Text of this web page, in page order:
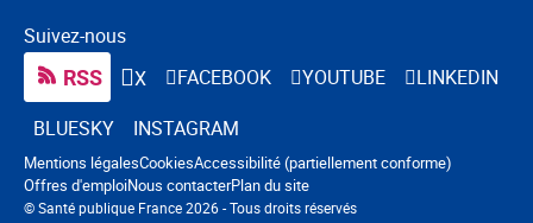
Suivez-nous
RSS X FACEBOOK YOUTUBE
LINKEDIN
BLUESKY
INSTAGRAM
© Santé publique France 2026 - Tous droits réservés
Navigation pied de page
Mentions légalesCookiesAccessibilité (partiellement conforme)
Offres d'emploiNous contacterPlan du site